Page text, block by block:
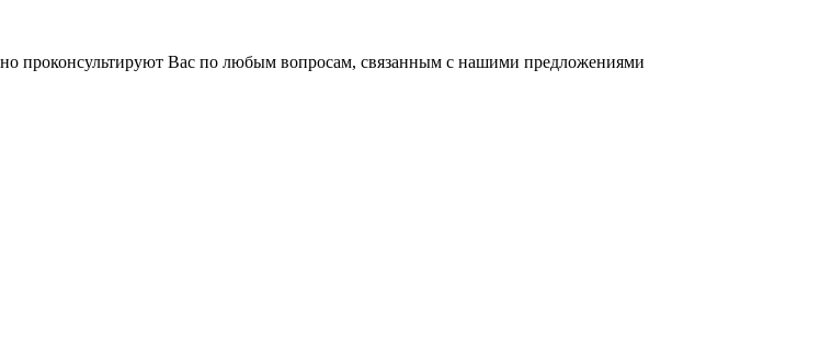
проконсультируют Вас по любым вопросам, связанным с нашими предложениями